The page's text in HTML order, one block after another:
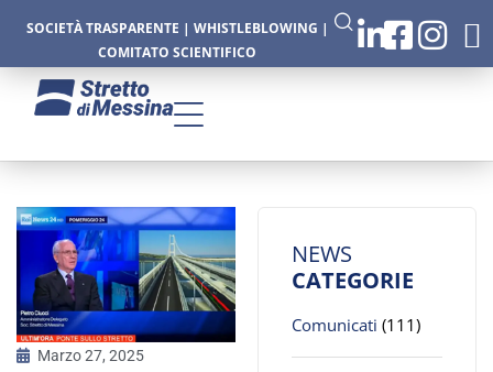
SOCIETÀ TRASPARENTE | WHISTLEBLOWING |
COMITATO SCIENTIFICO
Marzo 27, 2025
NEWS
CATEGORIE
Comunicati (111)